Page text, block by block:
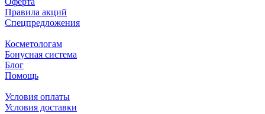
Правила акций
Спецпредложения
Косметологам
Бонусная система
Блог
Помощь
Условия оплаты
Условия доставки